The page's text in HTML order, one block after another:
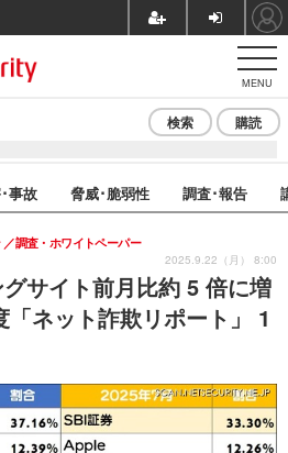
MENU
検索 購読
事故 脅威･脆弱性 調査･報告
サイト前月比約 5 倍に増
ネット詐欺リポート」 1
調査・ホワイトペーパー
2025.9.22（月） 8:00